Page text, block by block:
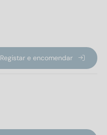
Registar e encomendar